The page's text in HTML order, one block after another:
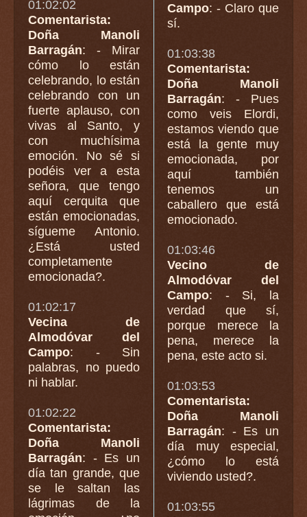
01:02:02
Comentarista:
Doña Manoli
Barragán: - Mirar
cómo lo están
celebrando, lo están
celebrando con un
fuerte aplauso, con
vivas al Santo, y
con muchísima
emoción. No sé si
podéis ver a esta
señora, que tengo
aquí cerquita que
están emocionadas,
sígueme Antonio.
¿Está usted
completamente
emocionada?.
01:02:17
Vecina de
Almodóvar del
Campo: - Sin
palabras, no puedo
ni hablar.
01:02:22
Comentarista:
Doña Manoli
Barragán: - Es un
día tan grande, que
se le saltan las
lágrimas de la
Campo: - Claro que
sí.
01:03:38
Comentarista:
Doña Manoli
Barragán: - Pues
como veis Elordi,
estamos viendo que
está la gente muy
emocionada, por
aquí también
tenemos un
caballero que está
emocionado.
01:03:46
Vecino de
Almodóvar del
Campo: - Si, la
verdad que sí,
porque merece la
pena, merece la
pena, este acto si.
01:03:53
Comentarista:
Doña Manoli
Barragán: - Es un
día muy especial,
¿cómo lo está
viviendo usted?.
01:03:55